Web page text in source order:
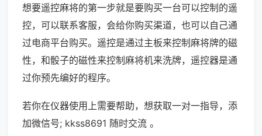
想要遥控麻将的第一步就是要购买一台可以控制的遥
控，可以联系客服，会给你购买渠道，也可以自己通
过电商平台购买。遥控是通过主板来控制麻将牌的磁
性，和骰子的磁性来控制麻将机来洗牌，遥控器是通
过你预先编好的程序。
若你在仪器使用上需要帮助，想获取一对一指导，添
加微信号; kkss8691 随时交流 。